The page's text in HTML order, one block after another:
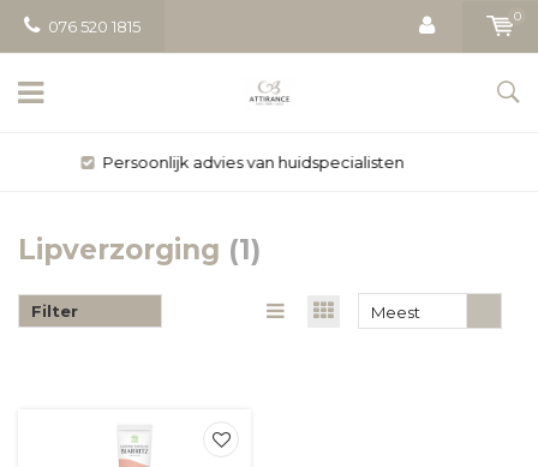
076 520 1815
0
Gratis bezorging vanaf € 50
Lipverzorging (1)
Filter
Meest